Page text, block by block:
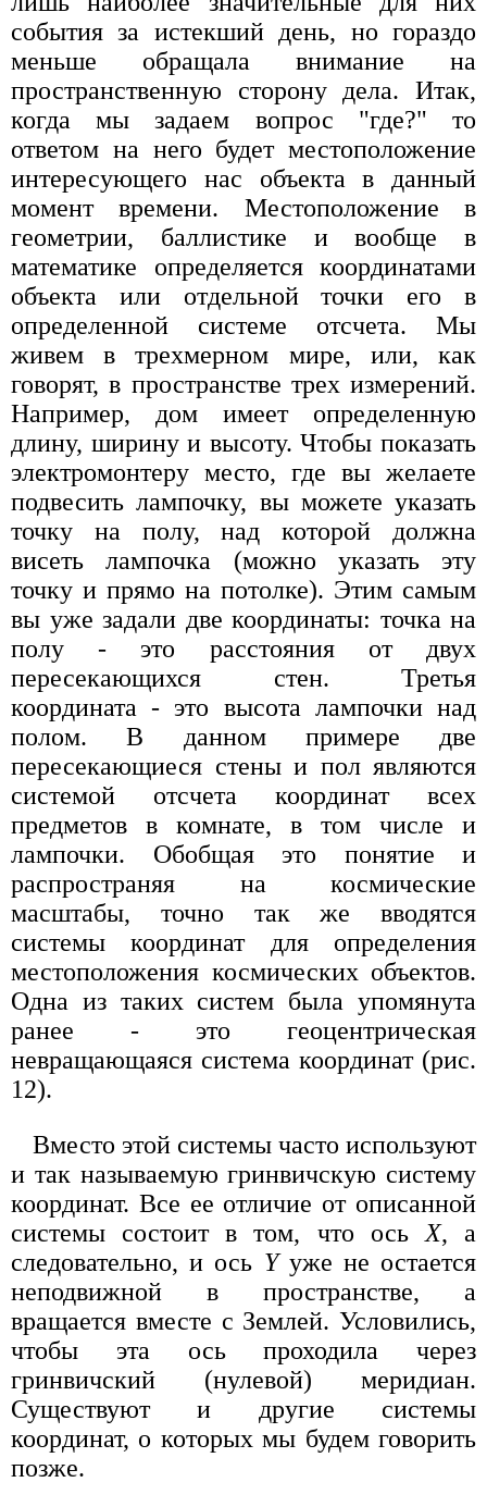
события за истекший день, но гораздо
меньше обращала внимание на
пространственную сторону дела. Итак,
когда мы задаем вопрос "где?" то
ответом на него будет местоположение
интересующего нас объекта в данный
момент времени. Местоположение в
геометрии, баллистике и вообще в
математике определяется координатами
объекта или отдельной точки его в
определенной системе отсчета. Мы
живем в трехмерном мире, или, как
говорят, в пространстве трех измерений.
Например, дом имеет определенную
длину, ширину и высоту. Чтобы показать
электромонтеру место, где вы желаете
подвесить лампочку, вы можете указать
точку на полу, над которой должна
висеть лампочка (можно указать эту
точку и прямо на потолке). Этим самым
вы уже задали две координаты: точка на
полу - это расстояния от двух
пересекающихся стен. Третья
координата - это высота лампочки над
полом. В данном примере две
пересекающиеся стены и пол являются
системой отсчета координат всех
предметов в комнате, в том числе и
лампочки. Обобщая это понятие и
распространяя на космические
масштабы, точно так же вводятся
системы координат для определения
местоположения космических объектов.
Одна из таких систем была упомянута
ранее - это геоцентрическая
невращающаяся система координат (рис.
12).
Вместо этой системы часто используют
и так называемую гринвичскую систему
координат. Все ее отличие от описанной
системы состоит в том, что ось X, а
следовательно, и ось Yуже не остается
неподвижной в пространстве, а
вращается вместе с Землей. Условились,
чтобы эта ось проходила через
гринвичский (нулевой) меридиан.
Существуют и другие системы
координат, о которых мы будем говорить
позже.